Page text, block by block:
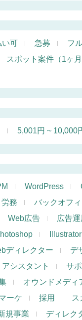
い可 急募 フ
スポット案件（1ヶ月
5,001円 ~ 10,000
WordPress
労務 バックオフ
Web広告 広告運
Illustrator
ディレクター デ
アシスタント サ
オウンドメディ
ーケ 採用 ス
規事業 ディレク